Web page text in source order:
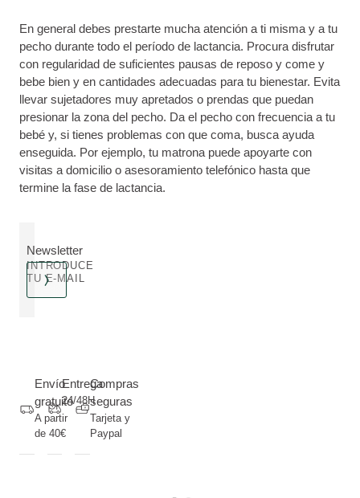
En general debes prestarte mucha atención a ti misma y a tu
pecho durante todo el período de lactancia. Procura disfrutar
con regularidad de suficientes pausas de reposo y come y
bebe bien y en cantidades adecuadas para tu bienestar. Evita
llevar sujetadores muy apretados o prendas que puedan
presionar la zona del pecho. Da el pecho con frecuencia a tu
bebé y, si tienes problemas con que coma, busca ayuda
enseguida. Por ejemplo, tu matrona puede apoyarte con
visitas a domicilio o asesoramiento telefónico hasta que
termine la fase de lactancia.
Newsletter
INTRODUCE
TU E-MAIL
Envío
gratuito
A partir
de 40€
Entrega
24/48H
Compras
seguras
Tarjeta y
Paypal